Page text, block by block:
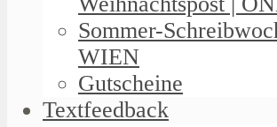
Sommer-
WIEN
Gutscheine
Textfeedback